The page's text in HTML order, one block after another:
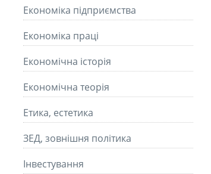
Економіка підприємства
Економіка праці
Економічна історія
Економічна теорія
Етика, естетика
ЗЕД, зовнішня політика
Інвестування